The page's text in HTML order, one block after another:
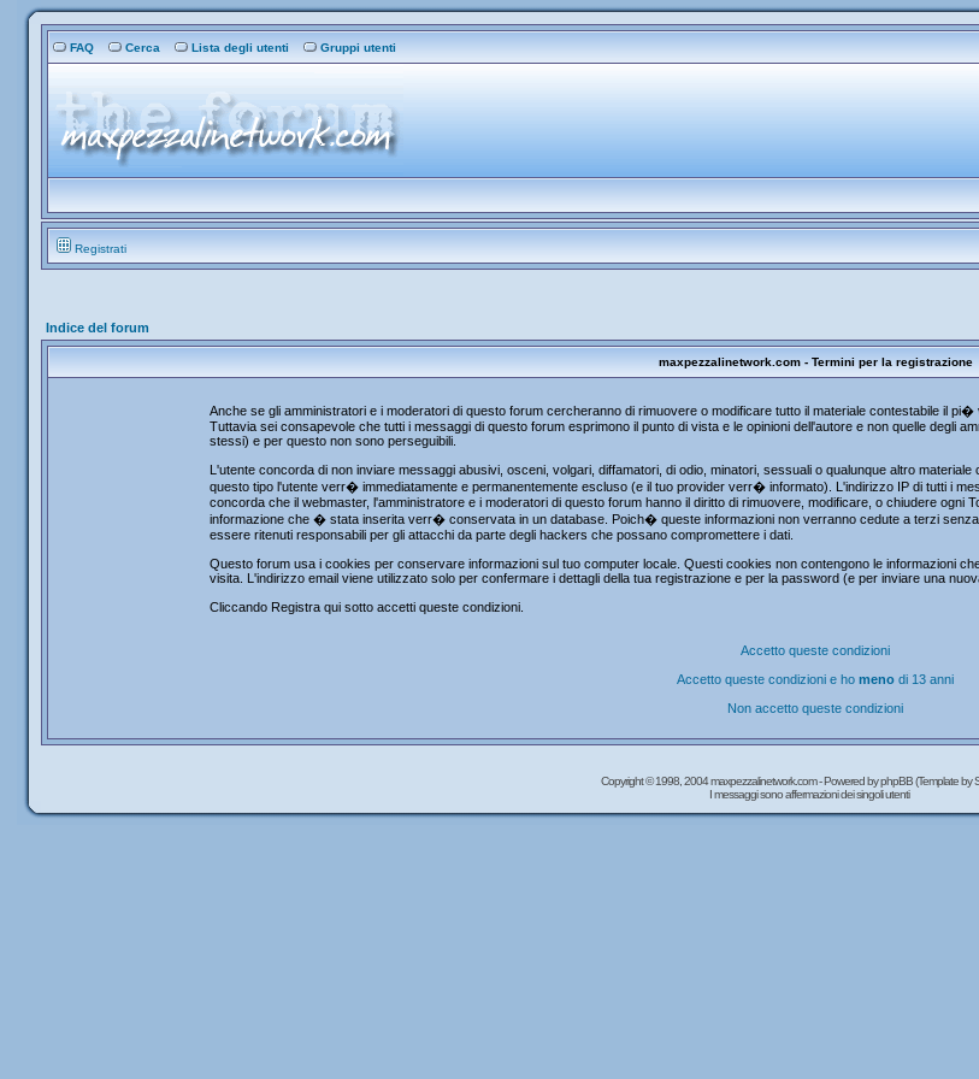
FAQ Cerca Lista degli utenti Gruppi utenti
Registrati
Indice del forum
maxpezzalinetwork.com - Termini per la registrazione
Anche se gli amministratori e i moderatori di questo forum cercheranno di rimuovere o modificare tutto il materiale contestabile il
Tuttavia sei consapevole che tutti i messaggi di questo forum esprimono il punto di vista e le opinioni dell'autore e non quelle degli
stessi) e per questo non sono perseguibili.
L'utente concorda di non inviare messaggi abusivi, osceni, volgari, diffamatori, di odio, minatori, sessuali o qualunque altro
questo tipo l'utente verr� immediatamente e permanentemente escluso (e il tuo provider verr� informato). L'indirizzo IP di tutti i
concorda che il webmaster, l'amministratore e i moderatori di questo forum hanno il diritto di rimuovere, modificare, o chiudere ogni
informazione che � stata inserita verr� conservata in un database. Poich� queste informazioni non verranno cedute a terzi
essere ritenuti responsabili per gli attacchi da parte degli hackers che possano compromettere i dati.
Questo forum usa i cookies per conservare informazioni sul tuo computer locale. Questi cookies non contengono le informazioni
visita. L'indirizzo email viene utilizzato solo per confermare i dettagli della tua registrazione e per la password (e per inviare una
Cliccando Registra qui sotto accetti queste condizioni.
Accetto queste condizioni
Accetto queste condizioni e ho meno di 13 anni
Non accetto queste condizioni
Copyright © 1998, 2004 maxpezzalinetwork.com - Powered byphpBB(Template by
I messaggi sono affermazioni dei singoli utenti